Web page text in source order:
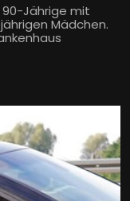
Jährige mit
Mädchen.